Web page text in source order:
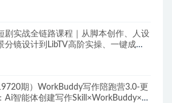
剧实战全链路课程｜从脚本创作、人设
分镜设计到LibTV高阶实操、一键成片
期）WorkBuddy写作陪跑营3.0-更
Ai智能体创建写作Skill×WorkBuddy×人